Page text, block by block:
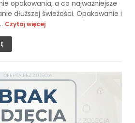
opakowania, a co najważniejsze
dłuższej świeżości. Opakowanie i
Czytaj więcej